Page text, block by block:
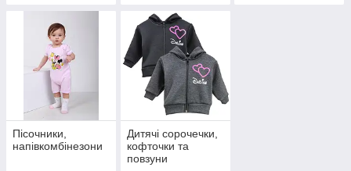
Пісочники,
напівкомбінезони
Дитячі сорочечки,
кофточки та
повзуни